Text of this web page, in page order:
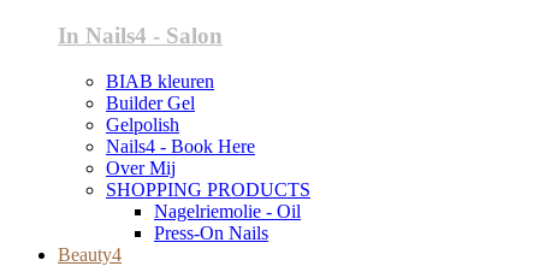
In Nails4 - Salon
BIAB kleuren
Builder Gel
Gelpolish
Nails4 - Book Here
Over Mij
SHOPPING PRODUCTS
Nagelriemolie - Oil
Press-On Nails
Beauty4